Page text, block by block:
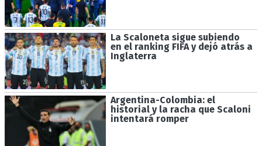
La Scaloneta sigue subiendo
en el ranking FIFA y dejó atrás a
Inglaterra
Argentina-Colombia: el
historial y la racha que Scaloni
intentará romper